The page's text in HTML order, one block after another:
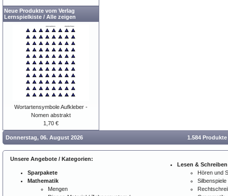
Neue Produkte vom Verlag
Lernspielkiste / Alle zeigen
Wortartensymbole Aufkleber -
Nomen abstrakt
1,70 €
Donnerstag, 06. August 2026 1.584
Unsere Angebote / Kategorien:
Sparpakete
Mathematik
Mengen
Lesen & Schreiben
Hören und
Silbenspiele